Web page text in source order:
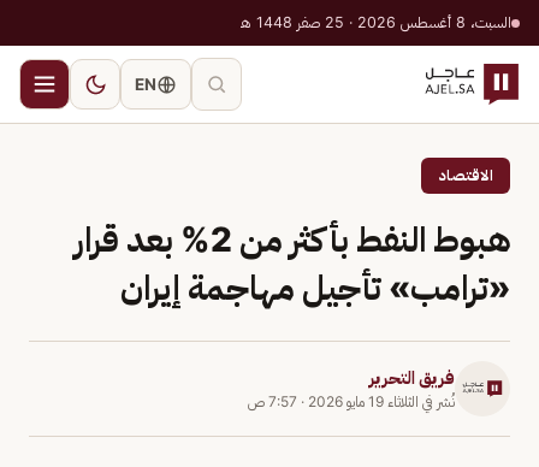
السبت، 8 أغسطس 2026 · 25 صفر 1448 هـ
EN
الاقتصاد
هبوط النفط بأكثر من 2% بعد قرار
«ترامب» تأجيل مهاجمة إيران
فريق التحرير
نُشر في الثلاثاء 19 مايو 2026 · 7:57 ص